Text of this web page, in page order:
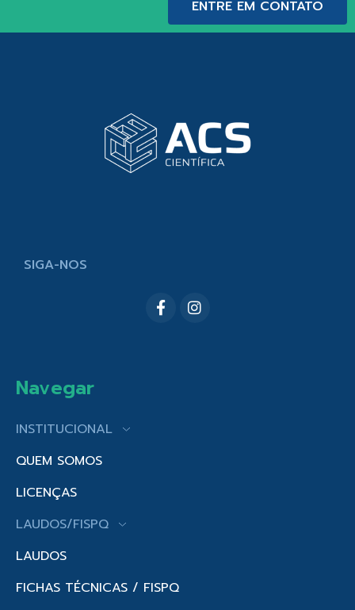
ENTRE EM CONTATO
SIGA-NOS
Navegar
INSTITUCIONAL
QUEM SOMOS
LICENÇAS
LAUDOS/FISPQ
LAUDOS
FICHAS TÉCNICAS / FISPQ